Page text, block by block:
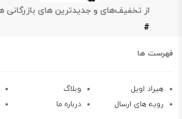
قابلیت تحمل بار عالی برای روانکاری دنده های تحت
های مارپیچ، هیپوئید و یاتاقان ها پیشنهاد می شود.
قابلیت تحمل بار عالی
محافظت بسیار خوب در برابر Micropitting
از تخفیف‌های و جدیدترین های بازرگانی
#
فهرست ها
هیراد اویل وبلاگ
رویه های ارسال
درباره ما